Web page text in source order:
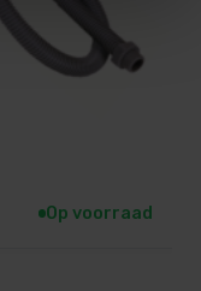
Op voorraad